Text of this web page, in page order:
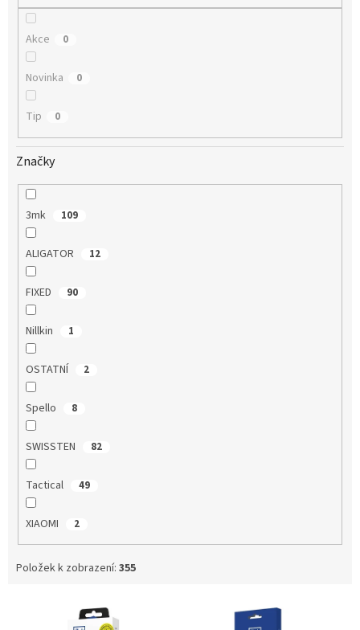
Akce 0
Novinka 0
Tip 0
Značky
3mk 109
ALIGATOR 12
FIXED 90
Nillkin 1
OSTATNÍ 2
Spello 8
SWISSTEN 82
Tactical 49
XIAOMI 2
Položek k zobrazení: 355